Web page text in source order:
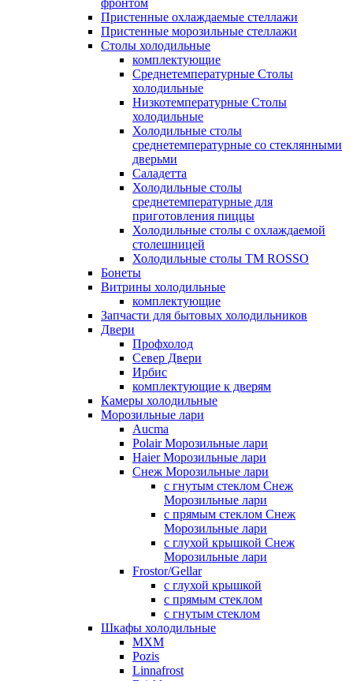
Пристенные охлаждаемые стеллажи
Пристенные морозильные стеллажи
Столы холодильные
комплектующие
Среднетемпературные Столы
холодильные
Низкотемпературные Столы
холодильные
Холодильные столы
среднетемпературные со стеклянными
дверьми
Саладетта
Холодильные столы
среднетемпературные для
приготовления пиццы
Холодильные столы с охлаждаемой
столешницей
Холодильные столы ТМ ROSSO
Бонеты
Витрины холодильные
комплектующие
Запчасти для бытовых холодильников
Двери
Профхолод
Север Двери
Ирбис
комплектующие к дверям
Камеры холодильные
Морозильные лари
Aucma
Polair Морозильные лари
Haier Морозильные лари
Снеж Морозильные лари
с гнутым стеклом Снеж
Морозильные лари
с прямым стеклом Снеж
Морозильные лари
с глухой крышкой Снеж
Морозильные лари
Frostor/Gellar
с глухой крышкой
с прямым стеклом
с гнутым стеклом
Шкафы холодильные
МХМ
Pozis
Linnafrost